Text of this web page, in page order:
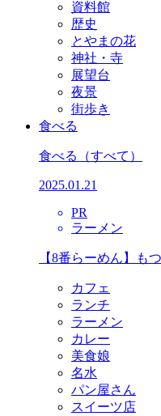
資料館
歴史
とやまの花
神社・寺
展望台
夜景
街歩き
食べる
食べる （すべて）
2025.01.21
PR
ラーメン
【8番らーめん】も
カフェ
ランチ
ラーメン
カレー
美食娘
名水
パン屋さん
スイーツ店